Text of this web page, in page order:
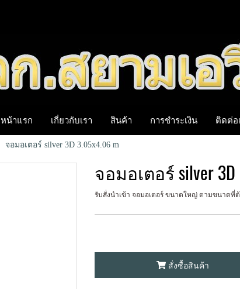
หน้าแรก เกี่ยวกับเรา สินค้า การชำระเงิน ติดต่อ
จอมอเตอร์ silver 3D 3.05x4.06 m
จอมอเตอร์ silver 3D
รับสั่งนำเข้า จอมอเตอร์ ขนาดใหญ่ ตามขนาดที่
สั่งซื้อสินค้า